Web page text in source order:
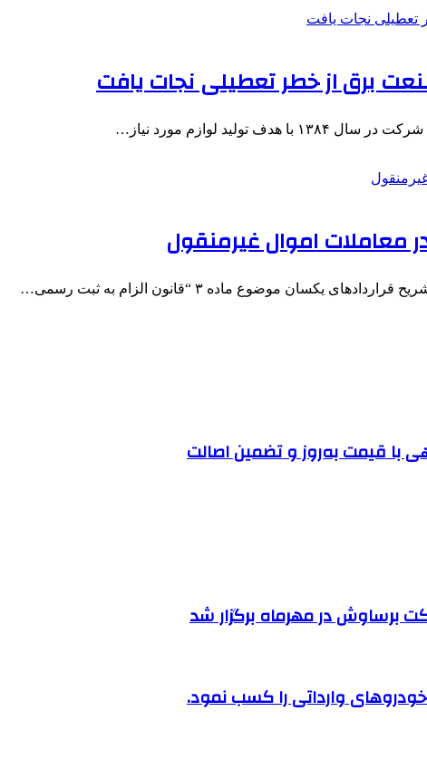
برق از خطر تعطیلی نجات یافت
لوازم مورد نیاز…
معاملات اموال غیرمنقول
موضوع ماده ۳ “قانون الزام به ثبت رسمی…
با قیمت به‌روز و تضمین اصالت
برساوش در مهرماه برگزار شد
وارداتی را کسب نمود.